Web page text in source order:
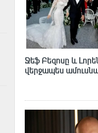
Ջեֆ Բեզոսը և
վերջապես